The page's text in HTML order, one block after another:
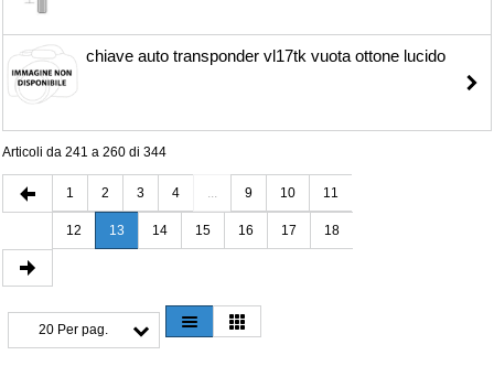
chiave auto transponder vl17tk vuota ottone lucido
Articoli da 241 a 260 di 344
1 2 3 4 9 10 11
12 13 14 15 16 17 18
20 Per pag.